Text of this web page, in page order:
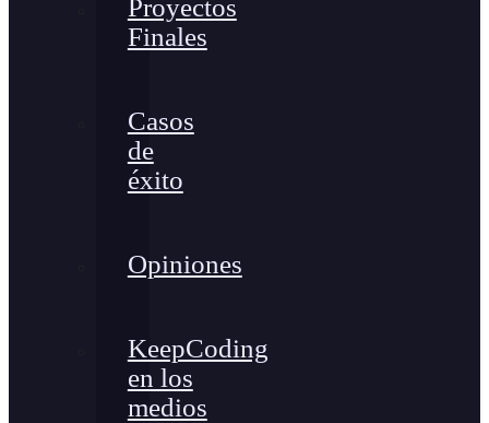
Proyectos
Finales
Casos
de
éxito
Opiniones
KeepCoding
en los
medios